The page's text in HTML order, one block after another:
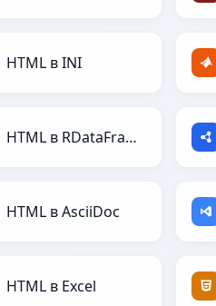
HTML в INI
HTML в RDataFrame
HTML в AsciiDoc
HTML в Excel